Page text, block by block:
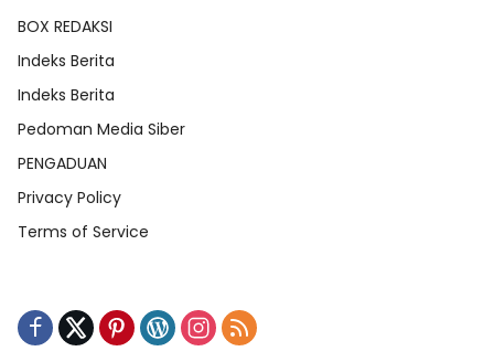
BOX REDAKSI
Indeks Berita
Indeks Berita
Pedoman Media Siber
PENGADUAN
Privacy Policy
Terms of Service